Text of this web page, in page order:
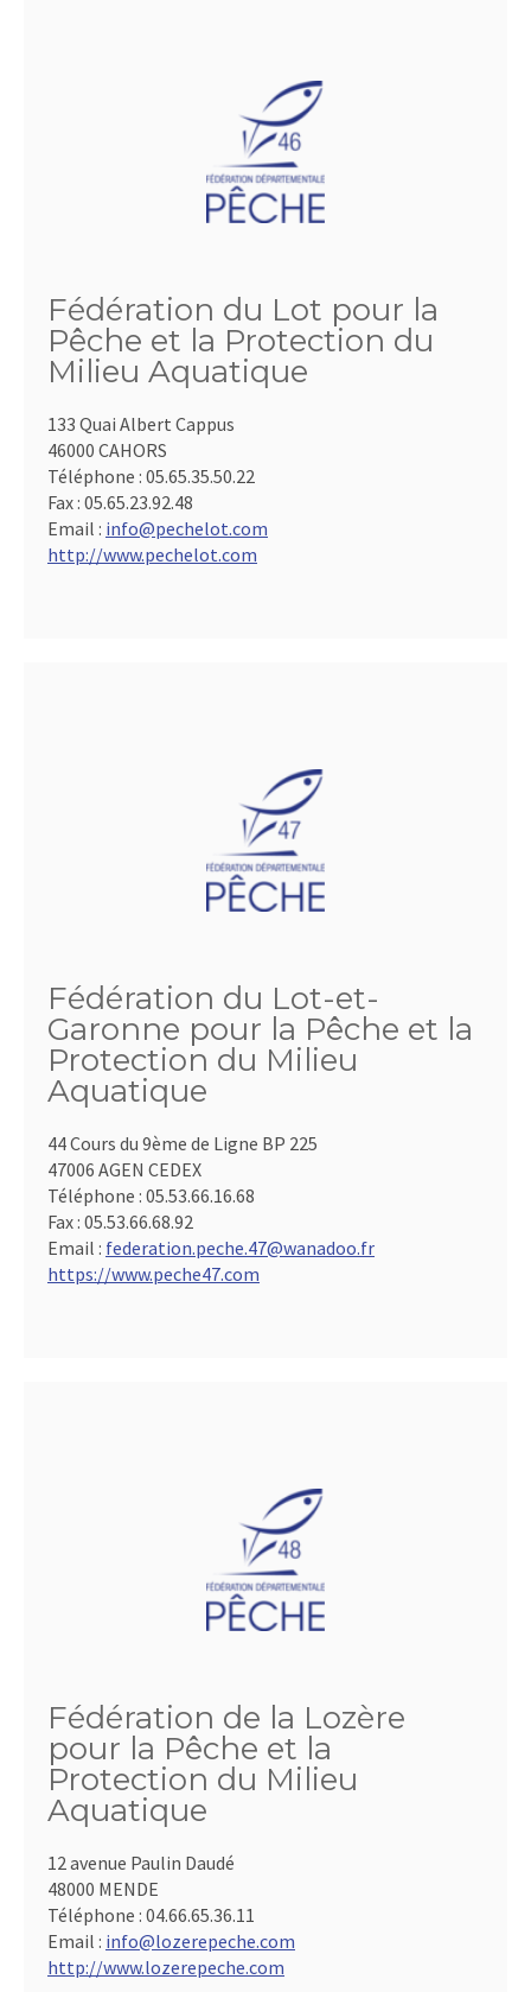
Fédération du Lot pour la
Pêche et la Protection du
Milieu Aquatique
133 Quai Albert Cappus
46000 CAHORS
Téléphone : 05.65.35.50.22
Fax : 05.65.23.92.48
Email : info@pechelot.com
http://www.pechelot.com
Fédération du Lot-et-
Garonne pour la Pêche et la
Protection du Milieu
Aquatique
44 Cours du 9ème de Ligne BP 225
47006 AGEN CEDEX
Téléphone : 05.53.66.16.68
Fax : 05.53.66.68.92
Email : federation.peche.47@wanadoo.fr
https://www.peche47.com
Fédération de la Lozère
pour la Pêche et la
Protection du Milieu
Aquatique
12 avenue Paulin Daudé
48000 MENDE
Téléphone : 04.66.65.36.11
Email : info@lozerepeche.com
http://www.lozerepeche.com